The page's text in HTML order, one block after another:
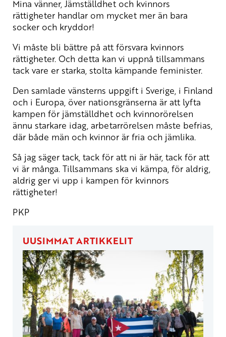
Mina vänner, Jämställdhet och kvinnors
rättigheter handlar om mycket mer än bara
socker och kryddor!
Vi måste bli bättre på att försvara kvinnors
rättigheter. Och detta kan vi uppnå tillsammans
tack vare er starka, stolta kämpande feminister.
Den samlade vänsterns uppgift i Sverige, i Finland
och i Europa, över nationsgränserna är att lyfta
kampen för jämställdhet och kvinnorörelsen
ännu starkare idag, arbetarrörelsen måste befrias,
där både män och kvinnor är fria och jämlika.
Så jag säger tack, tack för att ni är här, tack för att
vi är många. Tillsammans ska vi kämpa, för aldrig,
aldrig ger vi upp i kampen för kvinnors
rättigheter!
PKP
UUSIMMAT ARTIKKELIT